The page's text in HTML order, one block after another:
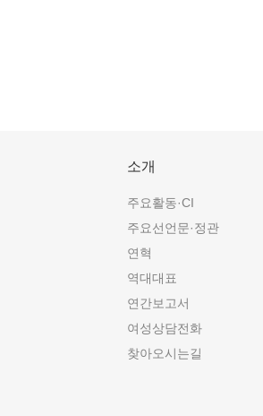
소개
주요활동·CI
주요선언문·정관
연혁
역대대표
연간보고서
여성상담전화
찾아오시는길